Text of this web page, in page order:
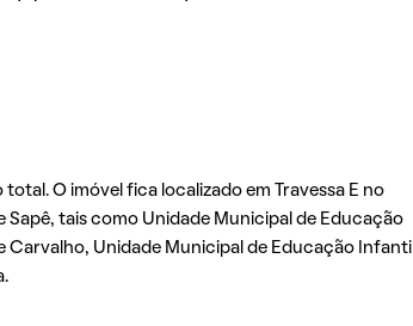
O imóvel fica localizado em Travessa E no
Sapê, tais como Unidade Municipal de Educação
Carvalho, Unidade Municipal de Educação Infantil